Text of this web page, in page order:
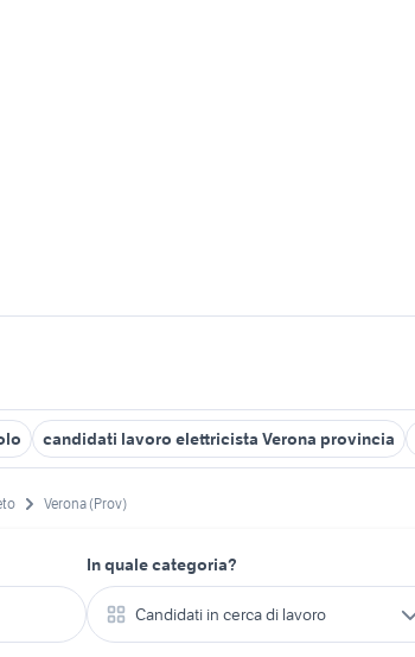
candidati lavoro elettricista Verona provincia
Verona (Prov)
In quale categoria?
Candidati in cerca di lavoro